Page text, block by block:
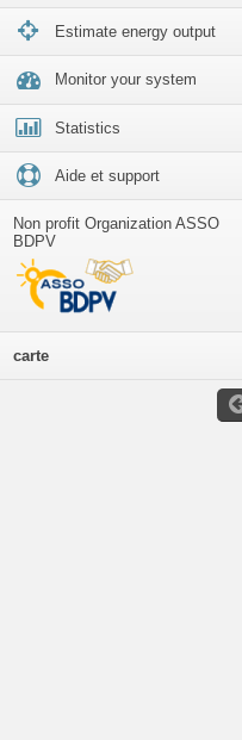
Estimate energy output
Monitor your system
Statistics
Aide et support
Non profit Organization ASSO
BDPV
carte